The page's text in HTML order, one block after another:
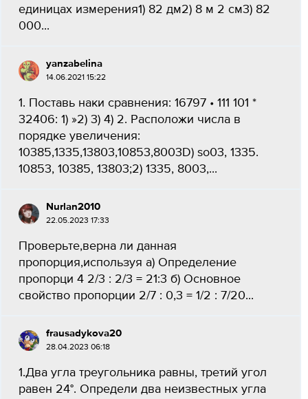
единицах измерения1) 82 дм2) 8 м 2 см3) 82
000...
yanzabelina
14.06.2021 15:22
1. Поставь наки сравнения: 16797 • 111 101 *
32406: 1) »2) 3) 4) 2. Расположи числа в
порядке увеличения:
10385,1335,13803,10853,8003D) so03, 1335.
10853, 10385, 13803;2) 1335, 8003,...
Nurlan2010
22.05.2023 17:33
Проверьте,верна ли данная
пропорция,используя а) Определение
пропорци 4 2/3 : 2/3 = 21:3 б) Основное
свойство пропорции 2/7 : 0,3 = 1/2 : 7/20...
frausadykova20
28.04.2023 06:18
1.Два угла треугольника равны, третий угол
равен 24°. Определи два неизвестных угла